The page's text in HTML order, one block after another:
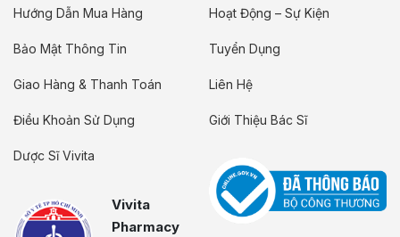
Hướng Dẫn Mua Hàng
Bảo Mật Thông Tin
Giao Hàng & Thanh Toán
Điều Khoản Sử Dụng
Dược Sĩ Vivita
Vivita
Pharmacy
Hoạt Động – Sự Kiện
Tuyển Dụng
Liên Hệ
Giới Thiệu Bác Sĩ